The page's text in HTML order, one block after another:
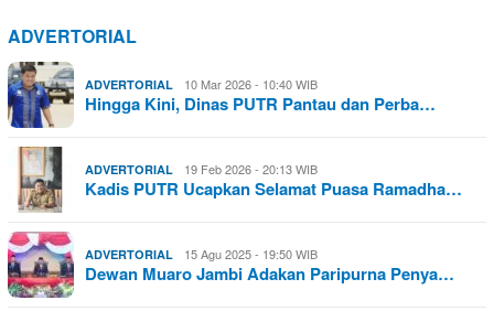
ADVERTORIAL
ADVERTORIAL 10 Mar 2026 - 10:40 WIB
Hingga Kini, Dinas PUTR Pantau dan Perba…
ADVERTORIAL 19 Feb 2026 - 20:13 WIB
Kadis PUTR Ucapkan Selamat Puasa Ramadha…
ADVERTORIAL 15 Agu 2025 - 19:50 WIB
Dewan Muaro Jambi Adakan Paripurna Penya…